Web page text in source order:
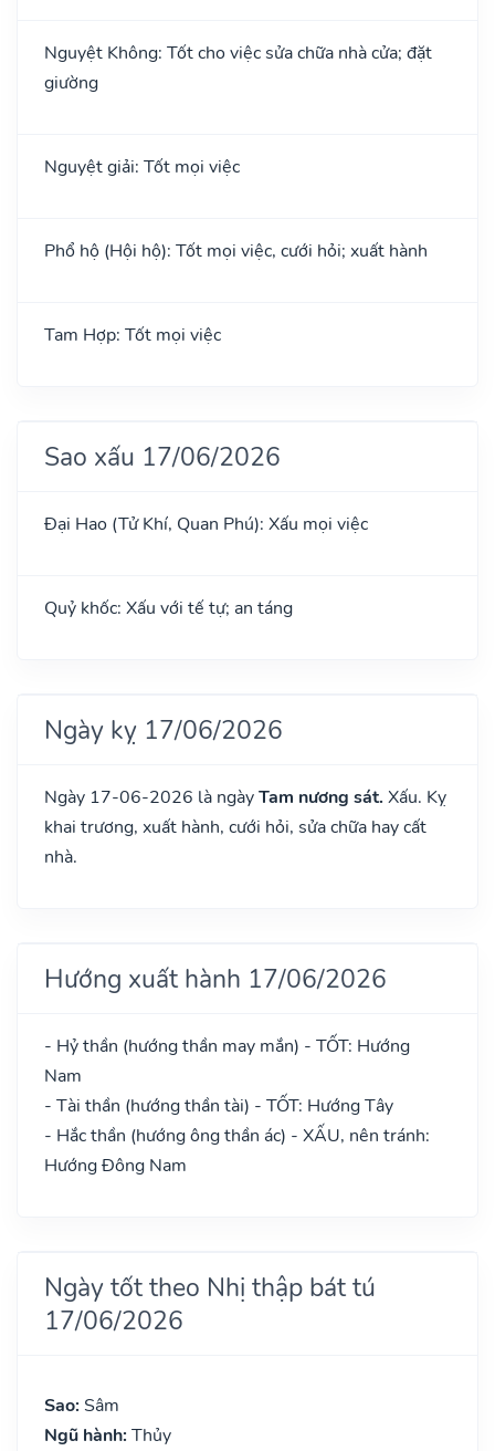
Nguyệt Không: Tốt cho việc sửa chữa nhà cửa; đặt
giường
Nguyệt giải: Tốt mọi việc
Phổ hộ (Hội hộ): Tốt mọi việc, cưới hỏi; xuất hành
Tam Hợp: Tốt mọi việc
Sao xấu 17/06/2026
Đại Hao (Tử Khí, Quan Phú): Xấu mọi việc
Quỷ khốc: Xấu với tế tự; an táng
Ngày kỵ 17/06/2026
Ngày 17-06-2026 là ngàyTam nương sát. Xấu. Kỵ
khai trương, xuất hành, cưới hỏi, sửa chữa hay cất
nhà.
Hướng xuất hành 17/06/2026
- Hỷ thần (hướng thần may mắn) - TỐT: Hướng
Nam
- Tài thần (hướng thần tài) - TỐT: Hướng Tây
- Hắc thần (hướng ông thần ác) - XẤU, nên tránh:
Hướng Đông Nam
Ngày tốt theo Nhị thập bát tú
17/06/2026
Sao: Sâm
Ngũ hành: Thủy